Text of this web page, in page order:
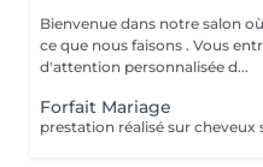
Bienvenue dans notre salon
ce que nous faisons . Vous
d'attention personnalisée d...
Forfait Mariage
prestation réalisé sur cheveux